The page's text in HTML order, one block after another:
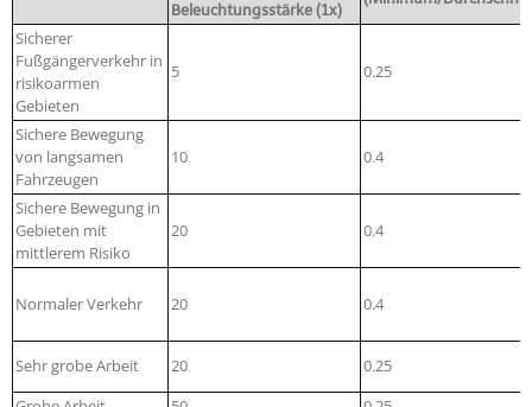
Beleuchtungsstärke (1x)
Sicherer
Fußgängerverkehr in
risikoarmen
Gebieten
5 0.25
Sichere Bewegung
von langsamen
Fahrzeugen
10 0.4
Sichere Bewegung in
Gebieten mit
mittlerem Risiko
20 0.4
Normaler Verkehr 20 0.4
Sehr grobe Arbeit 20
0.25